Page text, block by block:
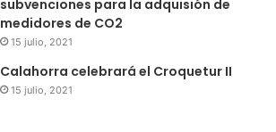
subvenciones para la adquisión de
medidores de CO2
15 julio, 2021
Calahorra celebrará el Croquetur II
15 julio, 2021